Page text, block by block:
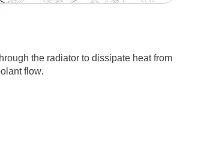
the radiator to dissipate heat from
flow.